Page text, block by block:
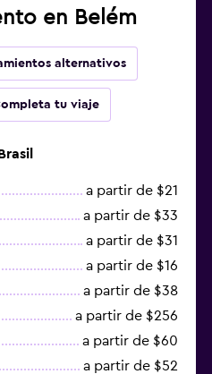
en Belém
alternativos
tu viaje
a partir de $21
a partir de $33
a partir de $31
a partir de $16
a partir de $38
a partir de $256
a partir de $60
a partir de $52